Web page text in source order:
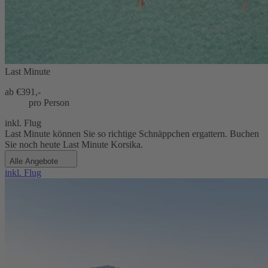
Last Minute
ab €391,-
pro Person
inkl. Flug
Last Minute können Sie so richtige Schnäppchen ergattern. Buchen
Sie noch heute Last Minute Korsika.
Alle Angebote
inkl. Flug